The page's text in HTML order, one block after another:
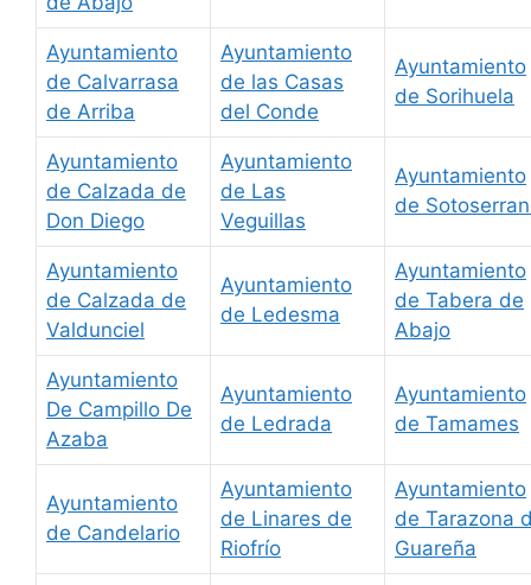
Ayuntamiento
de Calvarrasa
de Arriba
Ayuntamiento
de las Casas
del Conde
Ayuntamiento
de Sorihuela
Ayuntamiento
de Calzada de
Don Diego
Ayuntamiento
de Las
Veguillas
Ayuntamiento
de
Ayuntamiento
de Calzada de
Valdunciel
Ayuntamiento
de Ledesma
Ayuntamiento
de Tabera de
Abajo
Ayuntamiento
De Campillo De
Azaba
Ayuntamiento
de Ledrada
Ayuntamiento
de Tamames
Ayuntamiento
de Candelario
Ayuntamiento
de Linares de
Riofrío
Ayuntamiento
de Tarazona
Guareña